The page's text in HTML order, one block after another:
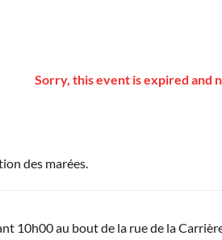
Sorry, this event is expired and
des marées.
10h00 au bout de la rue de la